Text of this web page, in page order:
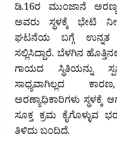
ಡಿ.16ರ ಮುಂಜಾನೆ
ಅವರು ಸ್ಥಳಕ್ಕೆ ಭೇಟಿ
ಘಟನೆಯ ಬಗ್ಗೆ ಉನ್ನತ
ಸಲ್ಲಿಸಿದ್ದಾರೆ. ಬೆಳಗಿನ
ಗಾಯದ ಸ್ಥಿತಿಯನ್ನು
ಸಾಧ್ಯವಾಗಿಲ್ಲದ
ಅರಣ್ಯಾಧಿಕಾರಿಗಳು
ಸೂಕ್ತ ಕ್ರಮ ಕೈಗೊಳ್ಳುವ
ತಿಳಿದು ಬಂದಿದೆ.